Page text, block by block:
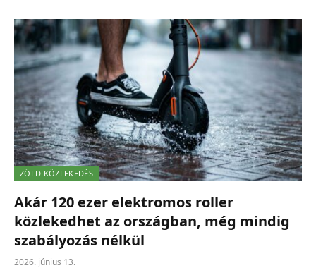
ZÖLD KÖZLEKEDÉS
Akár 120 ezer elektromos roller
közlekedhet az országban, még mindig
szabályozás nélkül
2026. június 13.